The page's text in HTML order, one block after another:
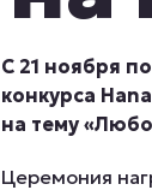
С 21 ноября
конкурса
на тему
Церемония